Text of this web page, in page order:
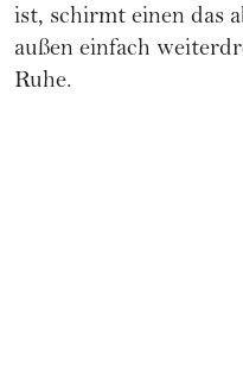
ist, schirmt einen das
außen einfach
Ruhe.